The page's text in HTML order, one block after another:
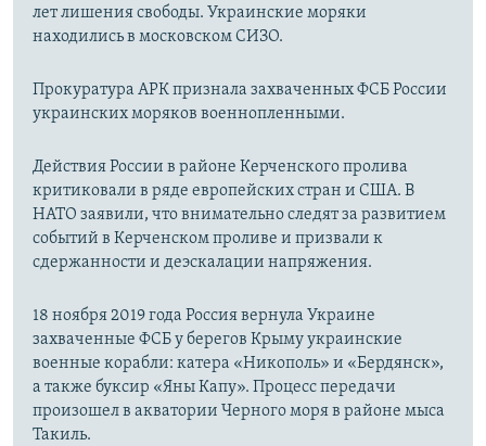
лет лишения свободы. Украинские моряки
находились в московском СИЗО.
Прокуратура АРК признала захваченных ФСБ России
украинских моряков военнопленными.
Действия России в районе Керченского пролива
критиковали в ряде европейских стран и США. В
НАТО заявили, что внимательно следят за развитием
событий в Керченском проливе и призвали к
сдержанности и деэскалации напряжения.
18 ноября 2019 года Россия вернула Украине
захваченные ФСБ у берегов Крыму украинские
военные корабли: катера «Никополь» и «Бердянск»,
а также буксир «Яны Капу». Процесс передачи
произошел в акватории Черного моря в районе мыса
Такиль.